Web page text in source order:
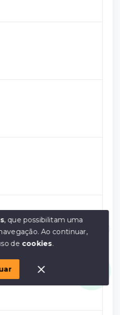
Olá! em posso ajudar?
, que possibilitam uma
Ao continuar,
de cookies.